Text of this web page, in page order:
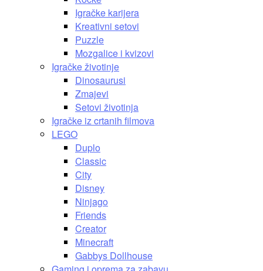
Igračke karijera
Kreativni setovi
Puzzle
Mozgalice i kvizovi
Igračke životinje
Dinosaurusi
Zmajevi
Setovi životinja
Igračke iz crtanih filmova
LEGO
Duplo
Classic
City
Disney
Ninjago
Friends
Creator
Minecraft
Gabbys Dollhouse